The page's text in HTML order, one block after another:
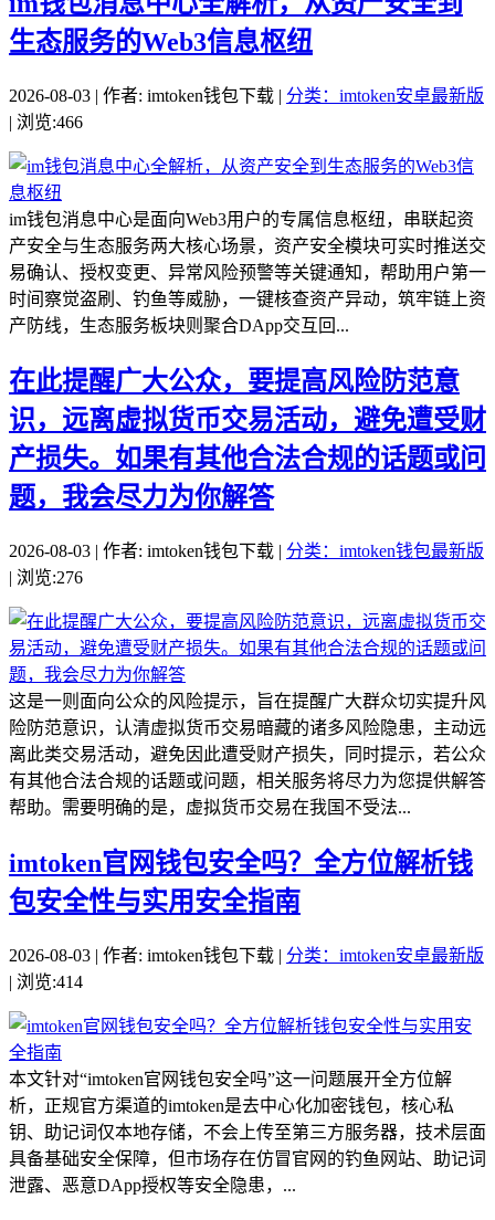
生态服务的Web3信息枢纽
2026-08-03 | 作者: imtoken钱包下载 | 分类：imtoken安卓最新版
| 浏览:466
im钱包消息中心是面向Web3用户的专属信息枢纽，串联起资
产安全与生态服务两大核心场景，资产安全模块可实时推送交
易确认、授权变更、异常风险预警等关键通知，帮助用户第一
时间察觉盗刷、钓鱼等威胁，一键核查资产异动，筑牢链上资
产防线，生态服务板块则聚合DApp交互回...
在此提醒广大公众，要提高风险防范意
识，远离虚拟货币交易活动，避免遭受财
产损失。如果有其他合法合规的话题或问
题，我会尽力为你解答
2026-08-03 | 作者: imtoken钱包下载 | 分类：imtoken钱包最新版
| 浏览:276
这是一则面向公众的风险提示，旨在提醒广大群众切实提升风
险防范意识，认清虚拟货币交易暗藏的诸多风险隐患，主动远
离此类交易活动，避免因此遭受财产损失，同时提示，若公众
有其他合法合规的话题或问题，相关服务将尽力为您提供解答
帮助。需要明确的是，虚拟货币交易在我国不受法...
imtoken官网钱包安全吗？全方位解析钱
包安全性与实用安全指南
2026-08-03 | 作者: imtoken钱包下载 | 分类：imtoken安卓最新版
| 浏览:414
本文针对“imtoken官网钱包安全吗”这一问题展开全方位解
析，正规官方渠道的imtoken是去中心化加密钱包，核心私
钥、助记词仅本地存储，不会上传至第三方服务器，技术层面
具备基础安全保障，但市场存在仿冒官网的钓鱼网站、助记词
泄露、恶意DApp授权等安全隐患，...